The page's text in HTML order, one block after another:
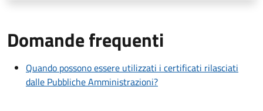
Domande frequenti
Quando possono essere utilizzati i certificati rilasciati
dalle Pubbliche Amministrazioni?